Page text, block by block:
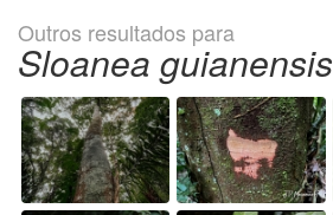
Outros resultados para
Sloanea guianensis